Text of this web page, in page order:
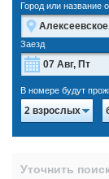
Город или название
Заезд
Пн Вт
27 28
В номере будут
2 взрослых
Уточнить